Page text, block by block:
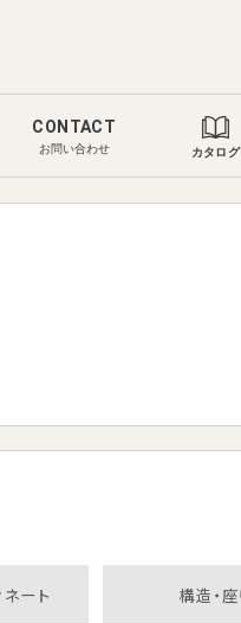
CONTACT
お問い合わせ カタログ
ート 構造・